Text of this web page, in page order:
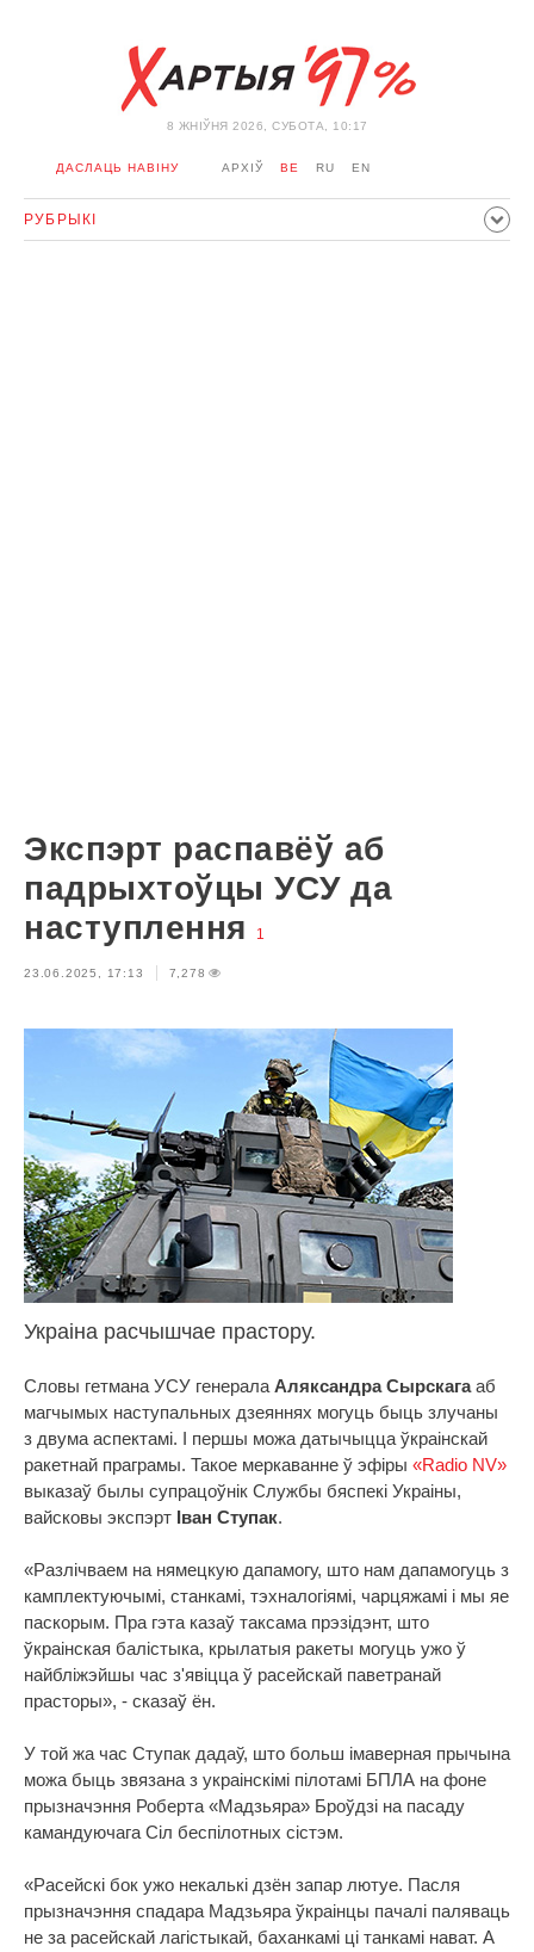
8 ЖНIЎНЯ 2026, СУБОТА, 10:17
ДАСЛАЦЬ НАВІНУ АРХІЎ BE RU EN
РУБРЫКІ
Экспэрт распавёў аб
падрыхтоўцы УСУ да
наступлення
1
23.06.2025, 17:13 7,278
Украіна расчышчае прастору.
Словы гетмана УСУ генерала Аляксандра Сырскагааб
магчымых наступальных дзеяннях могуць быць злучаны
з двума аспектамі. І першы можа датычыцца ўкраінскай
ракетнай праграмы. Такое меркаванне ў эфіры «Radio NV»
выказаў былы супрацоўнік Службы бяспекі Украіны,
вайсковы экспэрт Іван Ступак.
«Разлічваем на нямецкую дапамогу, што нам дапамогуць з
камплектуючымі, станкамі, тэхналогіямі, чарцяжамі і мы яе
паскорым. Пра гэта казаў таксама прэзідэнт, што
ўкраінская балістыка, крылатыя ракеты могуць ужо ў
найбліжэйшы час з'явіцца ў расейскай паветранай
прасторы», - сказаў ён.
У той жа час Ступак дадаў, што больш імаверная прычына
можа быць звязана з украінскімі пілотамі БПЛА на фоне
прызначэння Роберта «Мадзьяра» Броўдзі на пасаду
камандуючага Сіл беспілотных сістэм.
«Расейскі бок ужо некалькі дзён запар лютуе. Пасля
прызначэння спадара Мадзьяра ўкраінцы пачалі паляваць
не за расейскай лагістыкай, баханкамі ці танкамі нават. А